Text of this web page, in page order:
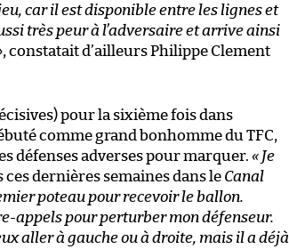
car il est disponible entre les lignes et
très peur à l’adversaire et arrive ainsi
, constatait d’ailleurs Philippe Clement
pour la sixième fois dans
comme grand bonhomme du TFC,
défenses adverses pour marquer. « Je
dernières semaines dans le Canal
poteau pour recevoir le ballon.
appels pour perturber mon défenseur.
aller à gauche ou à droite, mais il a déjà